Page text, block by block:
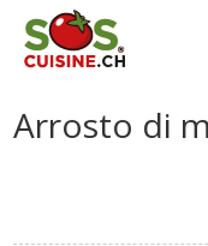
Arrosto di